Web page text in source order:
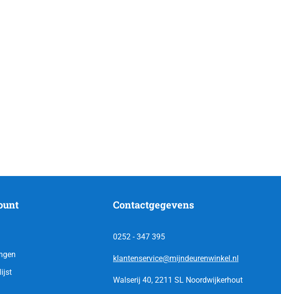
Contactgegevens
0252 - 347 395
klantenservice@mijndeurenwinkel.nl
Walserij 40, 2211 SL Noordwijkerhout